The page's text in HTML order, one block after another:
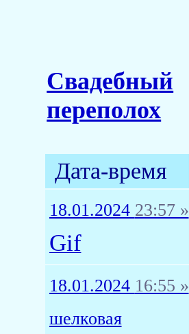
Свадебный
переполох
Дата-время
18.01.2024 23:57 »
Gif
18.01.2024 16:55 »
шелковая